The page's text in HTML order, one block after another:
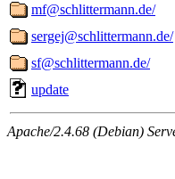
mf@schlittermann.de/
sergej@schlittermann.de/
sf@schlittermann.de/
update
Apache/2.4.68 (Debian)